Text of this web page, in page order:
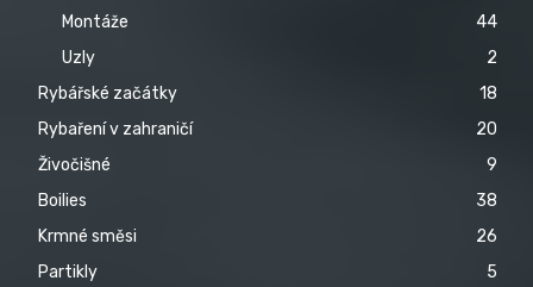
Montáže
44
Uzly
2
Rybářské začátky
18
Rybaření v zahraničí
20
Živočišné
9
Boilies
38
Krmné směsi
26
Partikly
5